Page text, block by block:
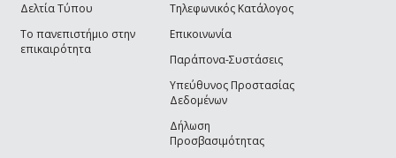
Δελτία Τύπου
Το πανεπιστήμιο στην
επικαιρότητα
Τηλεφωνικός Κατάλογος
Επικοινωνία
Παράπονα-Συστάσεις
Υπεύθυνος Προστασίας
Δεδομένων
Δήλωση
Προσβασιμότητας